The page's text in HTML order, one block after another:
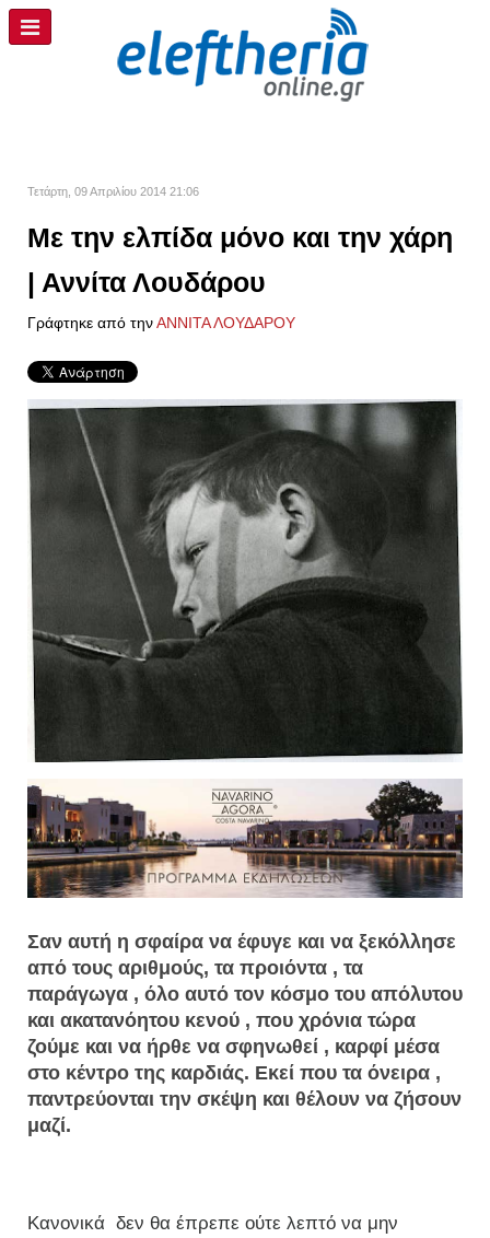
Τετάρτη, 09 Απριλίου 2014 21:06
Με την ελπίδα μόνο και την χάρη
| Αννίτα Λουδάρου
Γράφτηκε από τηνΑΝΝΙΤΑ ΛΟΥΔΑΡΟΥ
Σαν αυτή η σφαίρα να έφυγε και να ξεκόλλησε
από τους αριθμούς, τα προιόντα , τα
παράγωγα , όλο αυτό τον κόσμο του απόλυτου
και ακατανόητου κενού , που χρόνια τώρα
ζούμε και να ήρθε να σφηνωθεί , καρφί μέσα
στο κέντρο της καρδιάς. Εκεί που τα όνειρα ,
παντρεύονται την σκέψη και θέλουν να ζήσουν
μαζί.
Κανονικά δεν θα έπρεπε ούτε λεπτό να μην